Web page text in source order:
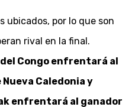
ubicados, por lo que son
rival en la final.
Congo enfrentará al
Caledonia y
enfrentará al ganador